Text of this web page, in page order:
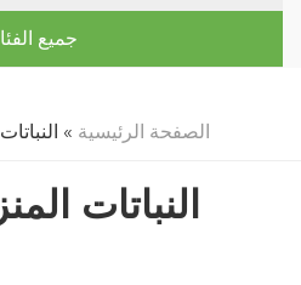
جميع
الصفحة الرئيسية »
النباتات